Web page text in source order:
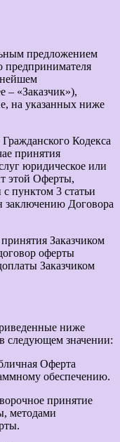
предложением
предпринимателя
– «Заказчик»),
на указанных ниже
Кодекса
принятия
юридическое или
этой Оферты,
с пунктом 3 статьи
Договора
Заказчиком
оферты
Заказчиком
ниже
следующем значении:
Оферта
обеспечению.
принятие
методами